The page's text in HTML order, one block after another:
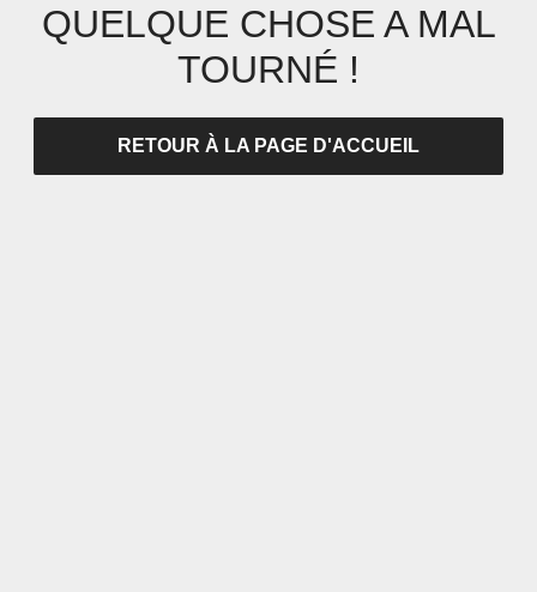
QUELQUE CHOSE A MAL
TOURNÉ !
RETOUR À LA PAGE D'ACCUEIL